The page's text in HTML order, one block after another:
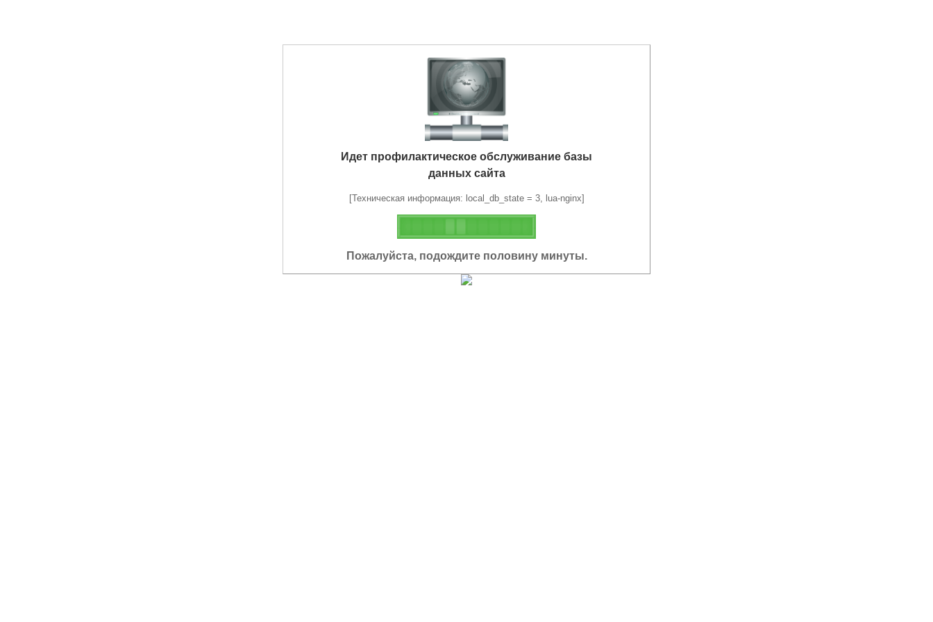
Идет профилактическое обслуживание базы
данных сайта
[Техническая информация: local_db_state = 3, lua-nginx]
Пожалуйста, подождите половину минуты.